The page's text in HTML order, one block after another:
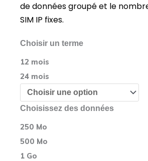
de données groupé et le
SIM IP fixes.
Choisir un terme
12 mois
24 mois
Choisissez des données
250 Mo
500 Mo
1 Go
quantité
de
USA
Fixe
Données
IP
Publiques
SIM
Prépayées